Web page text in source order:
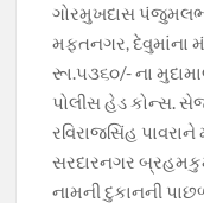
ગોરમુખદાસ
મફતનગર, દેવુમાંના
રૂા.૫૩૬૦/- ના
પોલીસ હેડ કોન્સ.
રવિરાજસિંહ
સરદારનગર
નામની દુકાનની